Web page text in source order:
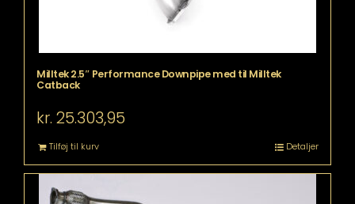
Milltek 2.5″ Performance Downpipe med til Milltek
Catback
kr. 25.303,95
Tilføj til kurv Detaljer